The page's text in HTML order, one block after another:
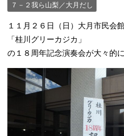
７－２我ら山梨／大月だし
１１月２６日（日）大月市民会
「桂川グリーカジカ」
の１８周年記念演奏会が大々的